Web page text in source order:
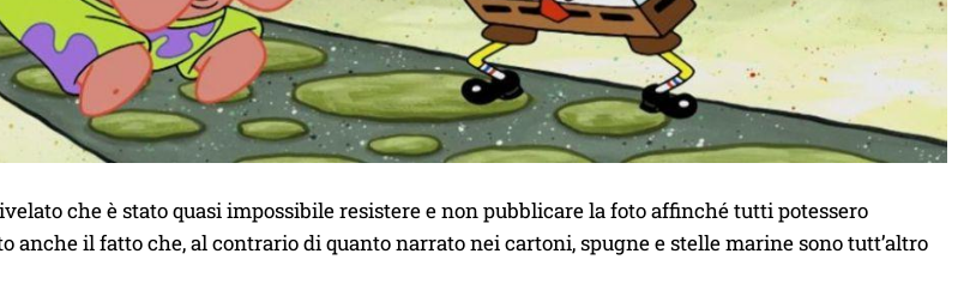
che è stato quasi impossibile resistere e non pubblicare la foto affinché tutti potessero
anche il fatto che, al contrario di quanto narrato nei cartoni, spugne e stelle marine sono tutt’altro